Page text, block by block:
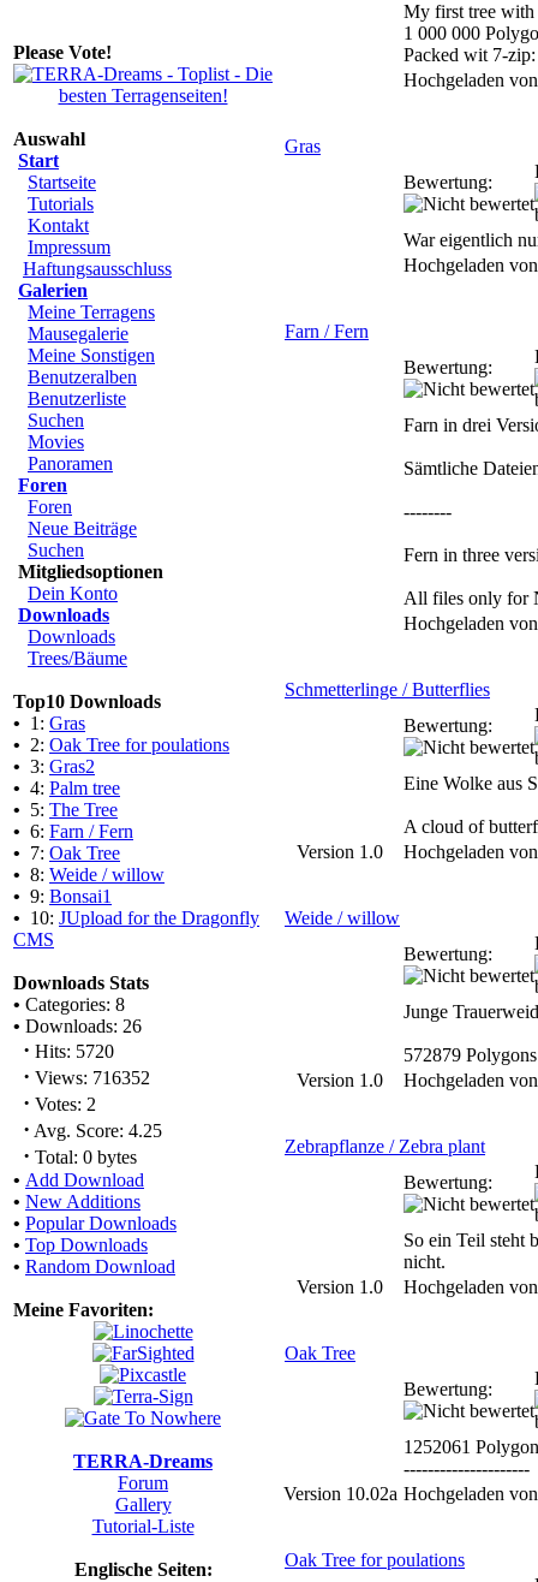
Please Vote!
Auswahl
Start
Startseite
Tutorials
Kontakt
Impressum
Haftungsausschluss
Galerien
Meine Terragens
Mausegalerie
Meine Sonstigen
Benutzeralben
Benutzerliste
Suchen
Movies
Panoramen
Foren
Foren
Neue Beiträge
Suchen
Mitgliedsoptionen
Dein Konto
Downloads
Downloads
Trees/Bäume
Top10 Downloads
• 1: Gras
• 2: Oak Tree for poulations
• 3: Gras2
• 4: Palm tree
• 5: The Tree
• 6: Farn / Fern
• 7: Oak Tree
• 8: Weide / willow
• 9: Bonsai1
• 10: JUpload for the Dragonfly
CMS
Downloads Stats
• Categories: 8
• Downloads: 26
· Hits: 5720
· Views: 716352
· Votes: 2
· Avg. Score: 4.25
· Total: 0 bytes
• Add Download
• New Additions
• Popular Downloads
• Top Downloads
• Random Download
Meine Favoriten:
TERRA-Dreams
Forum
Gallery
Tutorial-Liste
Englische Seiten:
My first tree
1 000 000
Packed wit 7-
Hochgeladen
Gras
Bewertung:
War eigentlich
Hochgeladen
Farn / Fern
Bewertung:
Farn in drei
Sämtliche
--------
Fern in three
All files only for
Hochgeladen
Schmetterlinge / Butterflies
Bewertung:
Eine Wolke aus
A cloud of
Version 1.0
Hochgeladen
Weide / willow
Bewertung:
Junge
572879 Polygons
Version 1.0
Hochgeladen
Zebrapflanze / Zebra plant
Bewertung:
So ein Teil steht
nicht.
Version 1.0
Hochgeladen
Oak Tree
Bewertung:
1252061
---------------------
Version 10.02a Hochgeladen
Oak Tree for poulations